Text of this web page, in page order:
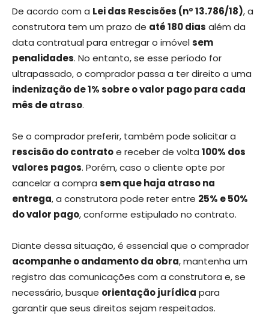
De acordo com a Lei das Rescisões (nº 13.786/18), a
construtora tem um prazo de até 180 dias além da
data contratual para entregar o imóvelsem
penalidades. No entanto, se esse período for
ultrapassado, o comprador passa a ter direito a uma
indenização de 1% sobre o valor pago para cada
mês de atraso.
Se o comprador preferir, também pode solicitar a
rescisão do contratoe receber de volta 100% dos
valores pagos. Porém, caso o cliente opte por
cancelar a compra sem que haja atraso na
entrega, a construtora pode reter entre 25% e 50%
do valor pago, conforme estipulado no contrato.
Diante dessa situação, é essencial que o comprador
acompanhe o andamento da obra, mantenha um
registro das comunicações com a construtora e, se
necessário, busque orientação jurídica para
garantir que seus direitos sejam respeitados.